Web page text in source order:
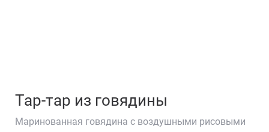
Тар-тар из говядины
Маринованная говядина с воздушными рисовыми